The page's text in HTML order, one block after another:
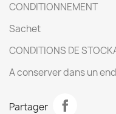
CONDITIONNEMENT
Sachet
CONDITIONS DE
A conserver dans un
Partager